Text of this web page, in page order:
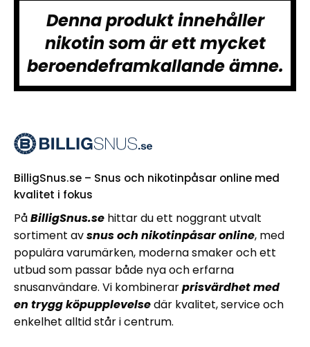
Denna produkt innehåller
nikotin som är ett mycket
beroendeframkallande ämne.
BilligSnus.se – Snus och nikotinpåsar online med
kvalitet i fokus
PåBilligSnus.sehittar du ett noggrant utvalt
sortiment avsnus och nikotinpåsar online, med
populära varumärken, moderna smaker och ett
utbud som passar både nya och erfarna
snusanvändare. Vi kombinerarprisvärdhet med
en trygg köpupplevelsedär kvalitet, service och
enkelhet alltid står i centrum.